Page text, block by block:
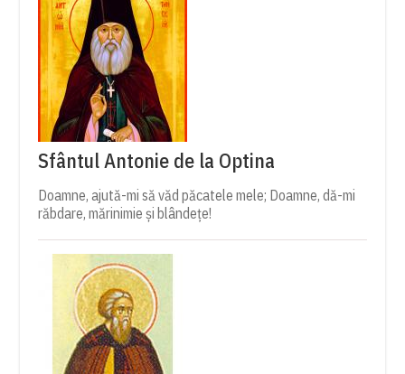
Sfântul Antonie de la Optina
Doamne, ajută-mi să văd păcatele mele; Doamne, dă-mi
răbdare, mărinimie şi blândeţe!